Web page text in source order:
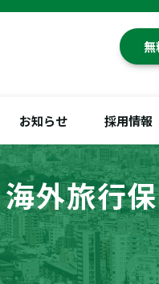
無
お知らせ 採用情報
外旅行